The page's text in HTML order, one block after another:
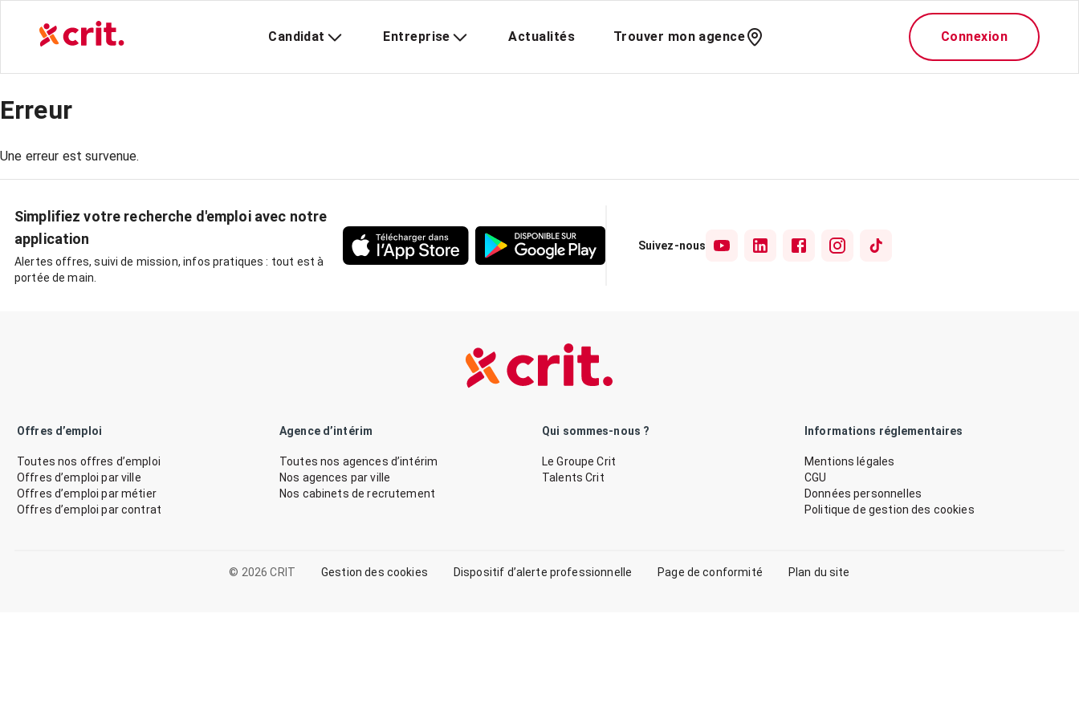
Candidat Entreprise Actualités Trouver mon agence Connexion
Erreur
Une erreur est survenue.
Simplifiez votre recherche d'emploi avec notre
application
Alertes offres, suivi de mission, infos pratiques : tout est à
portée de main.
Suivez-nous
Offres d’emploi
Toutes nos offres d’emploi
Offres d’emploi par ville
Offres d’emploi par métier
Offres d’emploi par contrat
Agence d’intérim
Toutes nos agences d’intérim
Nos agences par ville
Nos cabinets de recrutement
Qui sommes-nous ?
Le Groupe Crit
Talents Crit
Informations réglementaires
Mentions légales
CGU
Données personnelles
Politique de gestion des cookies
© 2026 CRIT Gestion des cookies Dispositif d’alerte professionnelle Page de conformité Plan du site